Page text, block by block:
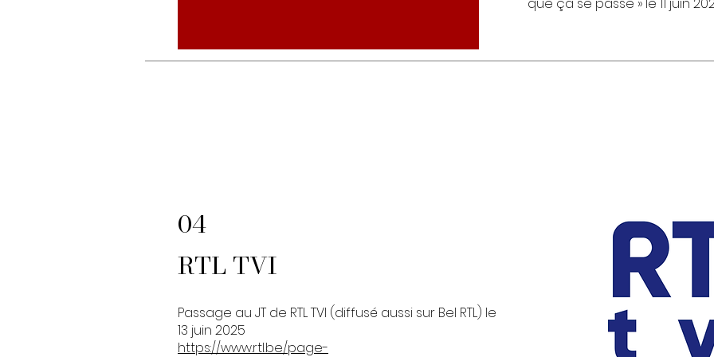
04
RTL TVI
Passage au JT de RTL TVI (diffusé aussi sur Bel RTL) le
13 juin 2025
https://www.rtl.be/page-